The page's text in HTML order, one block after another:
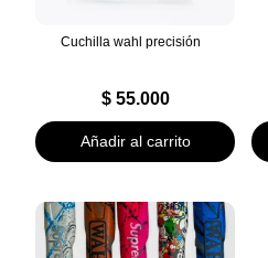
Cuchilla wahl precisión
$55.000
Añadir al carrito